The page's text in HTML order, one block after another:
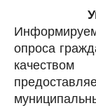
опроса